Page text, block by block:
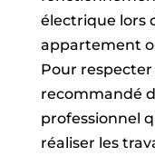
électrique lors
appartement
Pour respecter
recommandé
professionnel
réaliser les